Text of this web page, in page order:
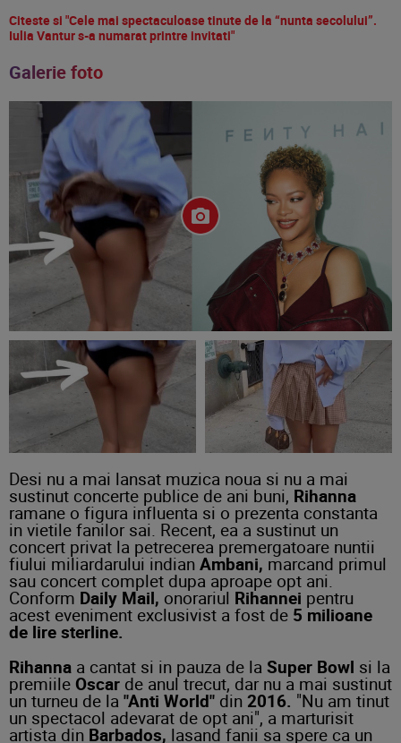
Citeste si "Cele mai spectaculoase tinute de la “nunta secolului”.
Iulia Vantur s-a numarat printre invitati"
Galerie foto
Desi nu a mai lansat muzica noua si nu a mai
sustinut concerte publice de ani buni, Rihanna
ramane o figura influenta si o prezenta constanta
in vietile fanilor sai. Recent, ea a sustinut un
concert privat la petrecerea premergatoare nuntii
fiului miliardarului indian Ambani, marcand primul
sau concert complet dupa aproape opt ani.
Conform Daily Mail, onorariul Rihannei pentru
acest eveniment exclusivist a fost de 5 milioane
de lire sterline.
Rihanna a cantat si in pauza de la Super Bowl si la
premiile Oscar de anul trecut, dar nu a mai sustinut
un turneu de la "Anti World" din 2016. "Nu am tinut
un spectacol adevarat de opt ani", a marturisit
artista din Barbados, lasand fanii sa spere ca un